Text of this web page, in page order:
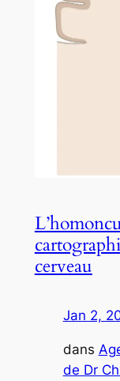
cerveau
Jan 2,
dans
de Dr